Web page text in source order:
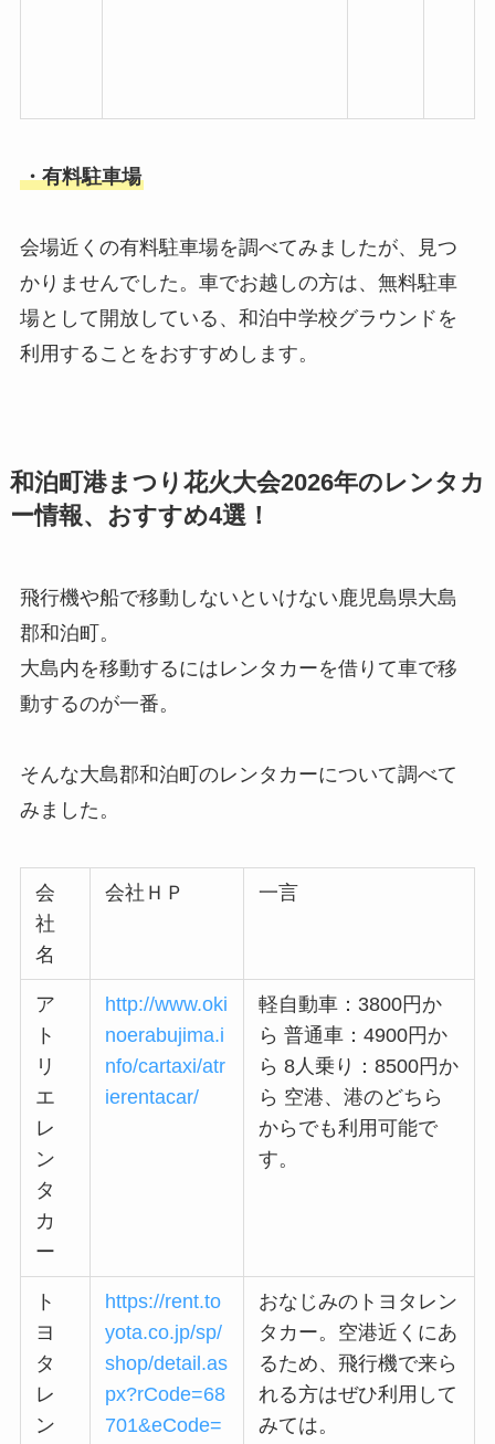
・有料駐車場
会場近くの有料駐車場を調べてみましたが、見つ
かりませんでした。車でお越しの方は、無料駐車
場として開放している、和泊中学校グラウンドを
利用することをおすすめします。
和泊町港まつり花火大会2026年のレンタカ
ー情報、おすすめ4選！
飛行機や船で移動しないといけない鹿児島県大島
郡和泊町。
大島内を移動するにはレンタカーを借りて車で移
動するのが一番。
そんな大島郡和泊町のレンタカーについて調べて
みました。
会
社
名
会社ＨＰ 一言
ア
ト
リ
エ
レ
ン
タ
カ
ー
http://www.oki
noerabujima.i
nfo/cartaxi/atr
ierentacar/
軽自動車：3800円か
ら 普通車：4900円か
ら 8人乗り：8500円か
ら 空港、港のどちら
からでも利用可能で
す。
ト
ヨ
タ
レ
ン
https://rent.to
yota.co.jp/sp/
shop/detail.as
px?rCode=68
701&eCode=
おなじみのトヨタレン
タカー。空港近くにあ
るため、飛行機で来ら
れる方はぜひ利用して
みては。